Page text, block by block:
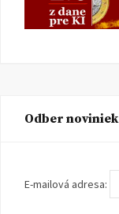
Odber noviniek
E-mailová adresa: